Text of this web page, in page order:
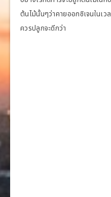
ต้นไม้นั้นๆว่าคายออกซิเจนในเ
ควรปลูกจะดีกว่า